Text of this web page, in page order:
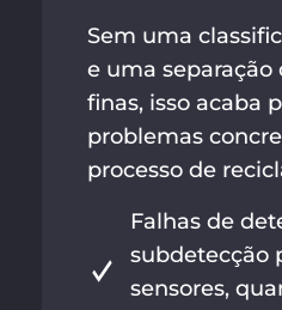
Sem uma
e uma separação
finas, isso acaba
problemas
processo de
Falhas de
subdetecção
sensores,